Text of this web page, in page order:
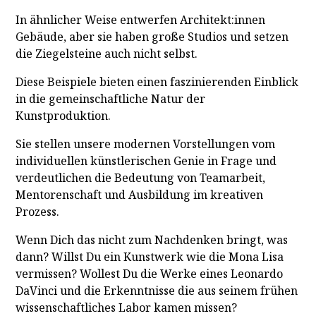
In ähnlicher Weise entwerfen Architekt:innen
Gebäude, aber sie haben große Studios und setzen
die Ziegelsteine auch nicht selbst.
Diese Beispiele bieten einen faszinierenden Einblick
in die gemeinschaftliche Natur der
Kunstproduktion.
Sie stellen unsere modernen Vorstellungen vom
individuellen künstlerischen Genie in Frage und
verdeutlichen die Bedeutung von Teamarbeit,
Mentorenschaft und Ausbildung im kreativen
Prozess.
Wenn Dich das nicht zum Nachdenken bringt, was
dann? Willst Du ein Kunstwerk wie die Mona Lisa
vermissen? Wollest Du die Werke eines Leonardo
DaVinci und die Erkenntnisse die aus seinem frühen
wissenschaftliches Labor kamen missen?